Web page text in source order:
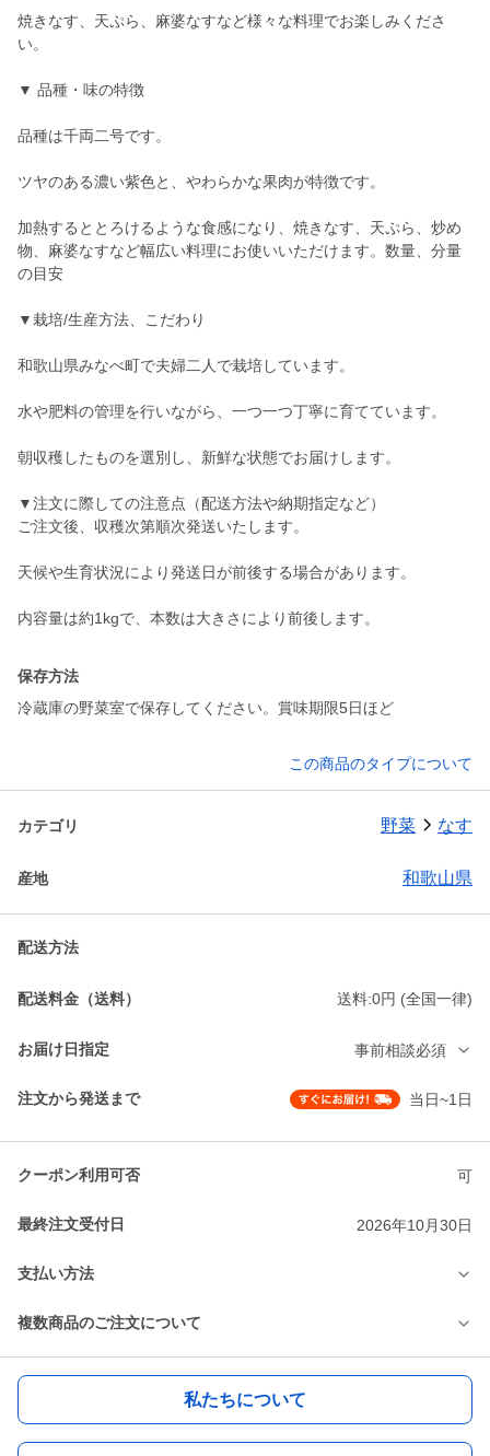
焼きなす、天ぷら、麻婆なすなど様々な料理でお楽しみくださ
い。
▼ 品種・味の特徴
品種は千両二号です。
ツヤのある濃い紫色と、やわらかな果肉が特徴です。
加熱するととろけるような食感になり、焼きなす、天ぷら、炒め
物、麻婆なすなど幅広い料理にお使いいただけます。数量、分量
の目安
▼栽培/生産方法、こだわり
和歌山県みなべ町で夫婦二人で栽培しています。
水や肥料の管理を行いながら、一つ一つ丁寧に育てています。
朝収穫したものを選別し、新鮮な状態でお届けします。
▼注文に際しての注意点（配送方法や納期指定など）
ご注文後、収穫次第順次発送いたします。
天候や生育状況により発送日が前後する場合があります。
内容量は約1kgで、本数は大きさにより前後します。
保存方法
冷蔵庫の野菜室で保存してください。賞味期限5日ほど
この商品のタイプについて
カテゴリ 野菜 なす
産地 和歌山県
配送方法
配送料金（送料） 送料:0円 (全国一律)
お届け日指定 事前相談必須
注文から発送まで 当日~1日
クーポン利用可否 可
最終注文受付日 2026年10月30日
支払い方法
複数商品のご注文について
私たちについて